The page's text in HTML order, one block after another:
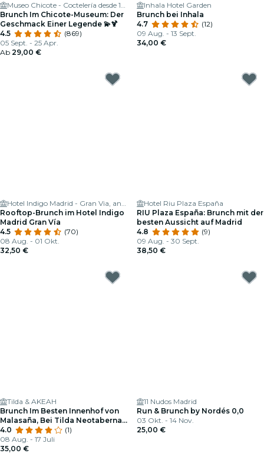
Museo Chicote - Coctelería desde 1931
Brunch Im Chicote-Museum: Der
Geschmack Einer Legende 💫🍹
4.5
(869)
05 Sept. - 25 Apr.
Ab 29,00 €
Inhala Hotel Garden
Brunch bei Inhala
4.7
(12)
09 Aug. - 13 Sept.
34,00 €
Hotel Indigo Madrid - Gran Via, an IHG Hotel
Rooftop-Brunch im Hotel Indigo
Madrid Gran Vía
4.5
(70)
08 Aug. - 01 Okt.
32,50 €
Hotel Riu Plaza España
RIU Plaza España: Brunch mit der
besten Aussicht auf Madrid
4.8
(9)
09 Aug. - 30 Sept.
38,50 €
Tilda & AKEAH
Brunch Im Besten Innenhof von
Malasaña, Bei Tilda Neotaberna
Castiza
4.0
(1)
08 Aug. - 17 Juli
35,00 €
11 Nudos Madrid
Run & Brunch by Nordés 0,0
03 Okt. - 14 Nov.
25,00 €